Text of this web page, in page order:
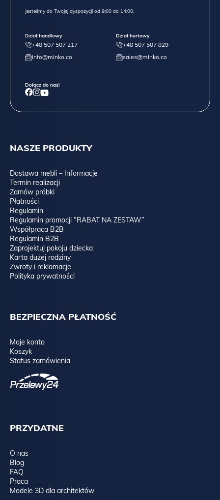
NASZE PRODUKTY
Dostawa mebli – Informacje
Termin realizacji
Zamów próbki
Płatności
Regulamin
Regulamin promocji “RABAT NA ZESTAW”
Współpraca B2B
Regulamin B2B
Zaprojektuj pokoju dziecka
Karta dużej rodziny
Zwroty i reklamacje
Polityka prywatności
BEZPIECZNA PŁATNOŚĆ
Moje konto
Koszyk
Status zamówienia
PRZYDATNE
O nas
Blog
FAQ
Praca
Modele 3D dla architektów
Jesteśmy do Twojej dyspozycji od 9:00 do 14:00.
Dział handlowy
+48 507 507 217
info@minko.co
Dział hurtowy
+48 507 507 829
sales@minko.co
Dołącz do nas!